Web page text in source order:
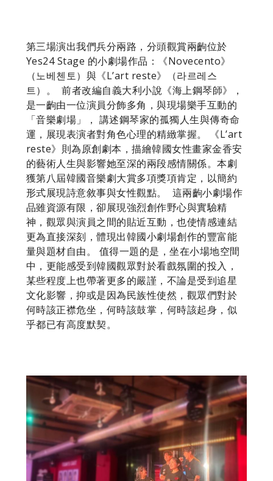
第三場演出我們兵分兩路，分頭觀賞兩齣位於
Yes24 Stage 的小劇場作品：《Novecento》
（노베첸토）與《L’art reste》（라르레스
트）。 ​ 前者改編自義大利小說《海上鋼琴師》，
是一齣由一位演員分飾多角，與現場樂手互動的
「音樂劇場」， 講述鋼琴家的孤獨人生與傳奇命
運，展現表演者對角色心理的精緻掌握。 《L’art
reste》則為原創劇本，描繪韓國女性畫家金香安
的藝術人生與影響她至深的兩段感情關係。本劇
獲第八屆韓國音樂劇大賞多項獎項肯定，以簡約
形式展現詩意敘事與女性觀點。 ​ 這兩齣小劇場作
品雖資源有限，卻展現強烈創作野心與實驗精
神，觀眾與演員之間的貼近互動，也使情感連結
更為直接深刻，體現出韓國小劇場創作的豐富能
量與題材自由。 值得一題的是，坐在小場地空間
中，更能感受到韓國觀眾對於看戲氛圍的投入，
某些程度上也帶著更多的嚴謹，不論是受到追星
文化影響，抑或是因為民族性使然，觀眾們對於
何時該正襟危坐，何時該鼓掌，何時該起身，似
乎都已有高度默契。